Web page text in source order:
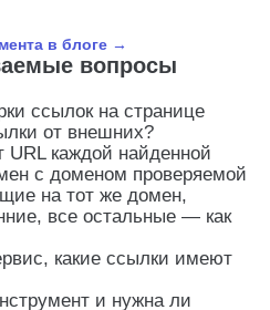
(комментарии,
авторитетом
внутренних и
содержит заметно
чем внешних, —
активно перелинкован
домена. Резкий
в блоге →
вопросы
ссылок на странице
от внешних?
URL каждой найденной
с доменом проверяемой
на тот же домен,
все остальные — как
какие ссылки имеют
и нужна ли